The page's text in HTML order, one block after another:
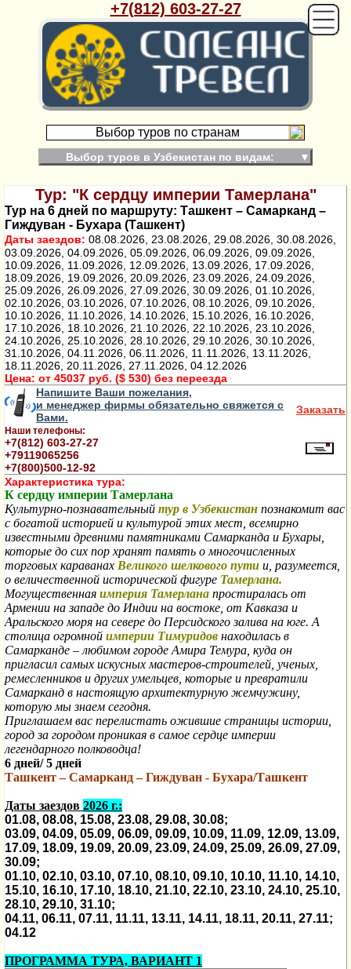
+7(812) 603-27-27
Выбор туров по странам
Выбор туров в Узбекистан по видам: ▼
Тур: "К сердцу империи Тамерлана"
Тур на 6 дней по маршруту: Ташкент – Самарканд –
Гиждуван - Бухара (Ташкент)
Даты заездов: 08.08.2026, 23.08.2026, 29.08.2026, 30.08.2026,
03.09.2026, 04.09.2026, 05.09.2026, 06.09.2026, 09.09.2026,
10.09.2026, 11.09.2026, 12.09.2026, 13.09.2026, 17.09.2026,
18.09.2026, 19.09.2026, 20.09.2026, 23.09.2026, 24.09.2026,
25.09.2026, 26.09.2026, 27.09.2026, 30.09.2026, 01.10.2026,
02.10.2026, 03.10.2026, 07.10.2026, 08.10.2026, 09.10.2026,
10.10.2026, 11.10.2026, 14.10.2026, 15.10.2026, 16.10.2026,
17.10.2026, 18.10.2026, 21.10.2026, 22.10.2026, 23.10.2026,
24.10.2026, 25.10.2026, 28.10.2026, 29.10.2026, 30.10.2026,
31.10.2026, 04.11.2026, 06.11.2026, 11.11.2026, 13.11.2026,
18.11.2026, 20.11.2026, 27.11.2026, 04.12.2026
Цена: от 45037 руб. ($ 530) без переезда
Напишите Ваши пожелания,
и менеджер фирмы обязательно свяжется с
Вами.
Наши телефоны:
+7(812) 603-27-27
+79119065256
+7(800)500-12-92
Заказать
Характеристика тура:
К сердцу империи Тамерлана
Культурно-познавательный тур в Узбекистан познакомит вас
с богатой историей и культурой этих мест, всемирно
известными древними памятниками Самарканда и Бухары,
которые до сих пор хранят память о многочисленных
торговых караванах Великого шелкового пути и, разумеется,
о величественной исторической фигуре Тамерлана.
Могущественная империя Тамерлана простиралась от
Армении на западе до Индии на востоке, от Кавказа и
Аральского моря на севере до Персидского залива на юге. А
столица огромной империи Тимуридов находилась в
Самарканде – любимом городе Амира Темура, куда он
пригласил самых искусных мастеров-строителей, ученых,
ремесленников и других умельцев, которые и превратили
Самарканд в настоящую архитектурную жемчужину,
которую мы знаем сегодня.
Приглашаем вас перелистать ожившие страницы истории,
город за городом проникая в самое сердце империи
легендарного полководца!
6 дней/ 5 дней
Ташкент – Самарканд – Гиждуван - Бухара/Ташкент
Даты заездов 2026 г.:
01.08, 08.08, 15.08, 23.08, 29.08, 30.08;
03.09, 04.09, 05.09, 06.09, 09.09, 10.09, 11.09, 12.09, 13.09,
17.09, 18.09, 19.09, 20.09, 23.09, 24.09, 25.09, 26.09, 27.09,
30.09;
01.10, 02.10, 03.10, 07.10, 08.10, 09.10, 10.10, 11.10, 14.10,
15.10, 16.10, 17.10, 18.10, 21.10, 22.10, 23.10, 24.10, 25.10,
28.10, 29.10, 31.10;
04.11, 06.11, 07.11, 11.11, 13.11, 14.11, 18.11, 20.11, 27.11;
04.12
ПРОГРАММА ТУРА, ВАРИАНТ 1